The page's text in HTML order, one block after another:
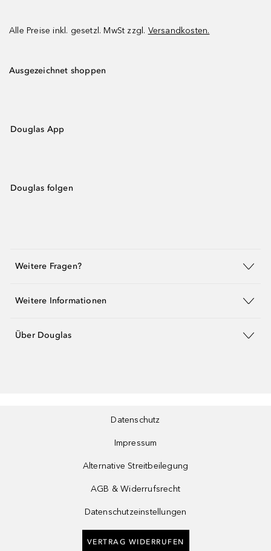
Alle Preise inkl. gesetzl. MwSt zzgl. Versandkosten.
Ausgezeichnet shoppen
Douglas App
Douglas folgen
Weitere Fragen?
Weitere Informationen
Über Douglas
Datenschutz
Impressum
Alternative Streitbeilegung
AGB & Widerrufsrecht
Datenschutzeinstellungen
VERTRAG WIDERRUFEN